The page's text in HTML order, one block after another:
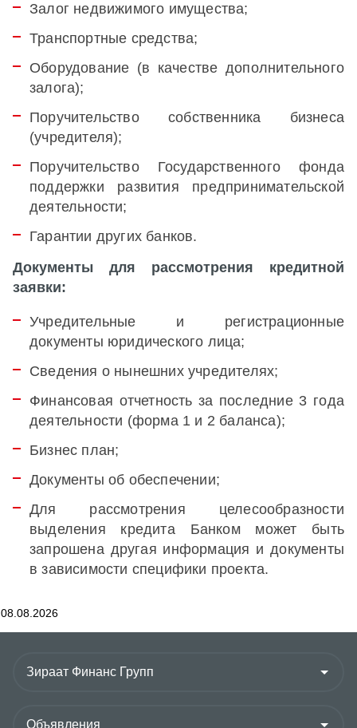
Залог недвижимого имущества;
Транспортные средства;
Оборудование (в качестве дополнительного
залога);
Поручительство собственника бизнеса
(учредителя);
Поручительство Государственного фонда
поддержки развития предпринимательской
деятельности;
Гарантии других банков.
Документы
для рассмотрения
кредитной
заявки:
Учредительные и регистрационные
документы юридического лица;
Сведения о нынешних учредителях;
Финансовая отчетность за последние 3 года
деятельности (форма 1 и 2 баланса);
Бизнес план;
Документы об обеспечении;
Для рассмотрения целесообразности
выделения кредита Банком может быть
запрошена другая информация и документы
в зависимости специфики проекта.
08.08.2026